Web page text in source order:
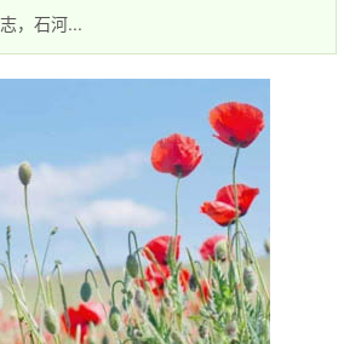
，石河...